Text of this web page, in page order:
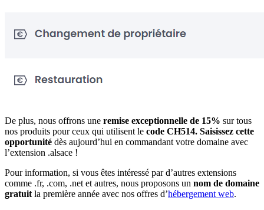
De plus, nous offrons une remise exceptionnelle de 15% sur tous
nos produits pour ceux qui utilisent le code CH514. Saisissez cette
opportunité dès aujourd’hui en commandant votre domaine avec
l’extension .alsace !
Pour information, si vous êtes intéressé par d’autres extensions
comme .fr, .com, .net et autres, nous proposons un nom de domaine
gratuit la première année avec nos offres d’hébergement web.